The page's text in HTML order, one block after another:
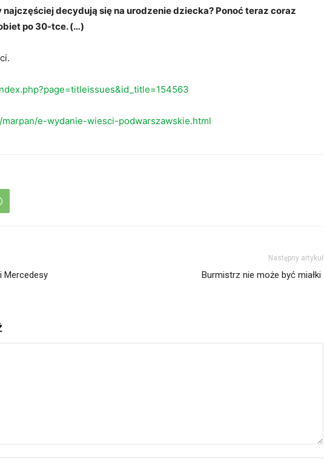
decydują się na urodzenie dziecka? Ponoć teraz coraz
po 30-tce. (…)
e-wydanie-wiesci-podwarszawskie.html
Mercedesy
Następny artykuł
Burmistrz nie może być miałki